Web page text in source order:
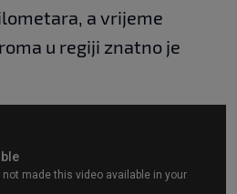
a vrijeme
u regiji znatno je